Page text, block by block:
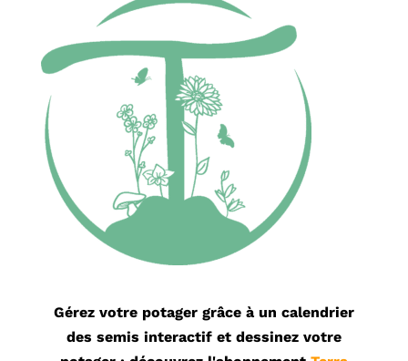
Gérez votre potager grâce à un calendrier
des semis interactif et dessinez votre